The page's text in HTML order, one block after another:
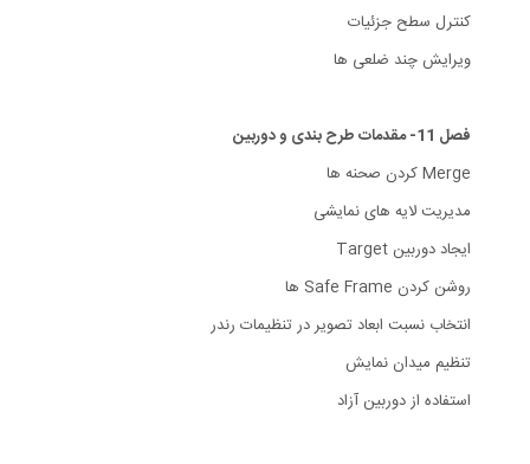
کنترل سطح جزئیات
ویرایش چند ضلعی ها
فصل 11- مقدمات طرح بندی و دوربین
Merge کردن صحنه ها
مدیریت لایه های نمایشی
ایجاد دوربین Target
روشن کردن Safe Frame ها
انتخاب نسبت ابعاد تصویر در تنظیمات رندر
تنظیم میدان نمایش
استفاده از دوربین آزاد